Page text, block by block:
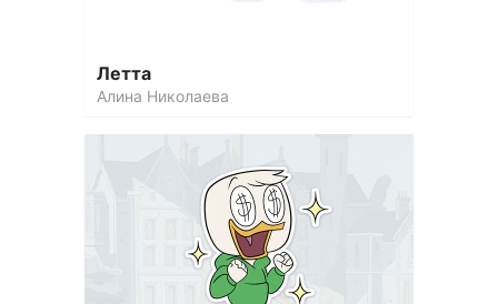
Летта
Алина Николаева